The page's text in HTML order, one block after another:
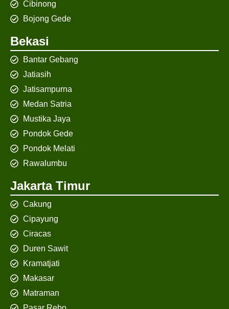
Cibinong
Bojong Gede
Bekasi
Bantar Gebang
Jatiasih
Jatisampurna
Medan Satria
Mustika Jaya
Pondok Gede
Pondok Melati
Rawalumbu
Jakarta Timur
Cakung
Cipayung
Ciracas
Duren Sawit
Kramatjati
Makasar
Matraman